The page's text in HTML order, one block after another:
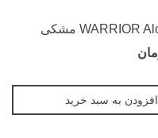
افزودن به سبد خرید